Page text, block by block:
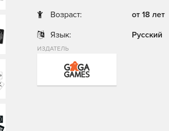
Возраст:
от 18 лет
Язык:
Русский
ИЗДАТЕЛЬ